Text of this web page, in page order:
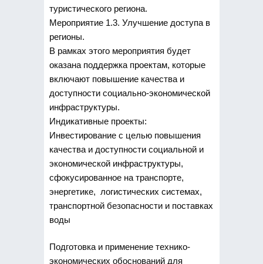
туристического региона.
Мероприятие 1.3. Улучшение доступа в
регионы.
В рамках этого мероприятия будет
оказана поддержка проектам, которые
включают повышение качества и
доступности социально-экономической
инфраструктуры.
Индикативные проекты:
Инвестирование с целью повышения
качества и доступности социальной и
экономической инфраструктуры,
сфокусированное на транспорте,
энергетике, логистических системах,
транспортной безопасности и поставках
воды
Подготовка и применение технико-
экономических обоснований для